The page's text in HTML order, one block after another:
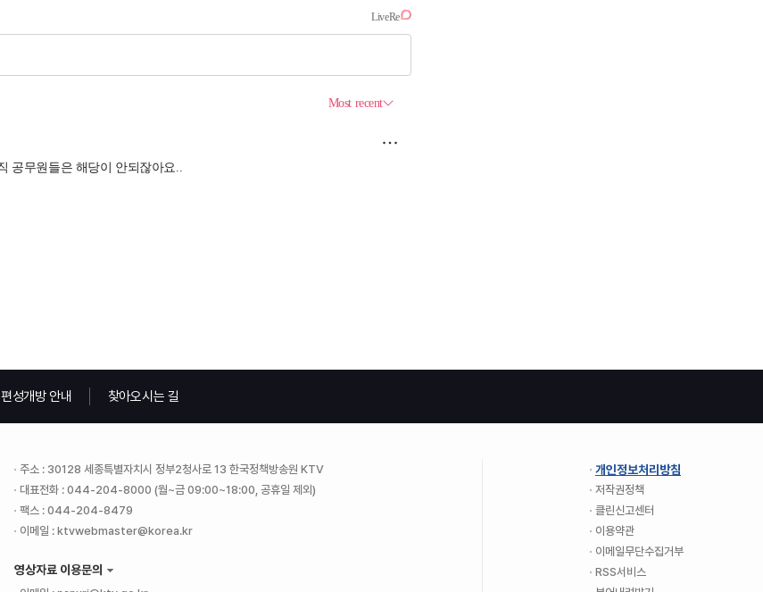
편성개방 안내 찾아오시는 길
주소 : 30128 세종특별자치시 정부2청사로 13 한국정책방송원 KTV
대표전화 : 044-204-8000 (월~금 09:00~18:00, 공휴일 제외)
팩스 : 044-204-8479
이메일 : ktvwebmaster@korea.kr
영상자료 이용문의
개인정보처리방침
저작권정책
클린신고센터
이용약관
이메일무단수집거부
RSS서비스